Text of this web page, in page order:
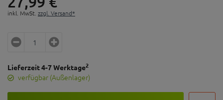
inkl. MwSt. zzgl. Versand*
Lieferzeit 4-7 Werktage2
verfügbar (Außenlager)